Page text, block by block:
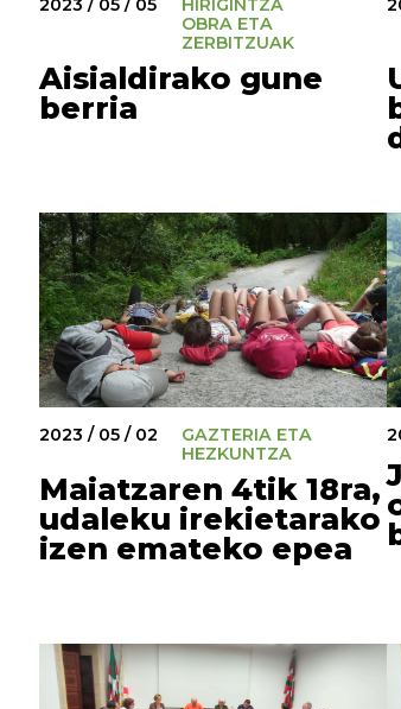
OBRA ETA
ZERBITZUAK
Aisialdirako gune
berria
2023 / 05 / 02
GAZTERIA ETA
HEZKUNTZA
Maiatzaren 4tik 18ra,
udaleku irekietarako
izen emateko epea